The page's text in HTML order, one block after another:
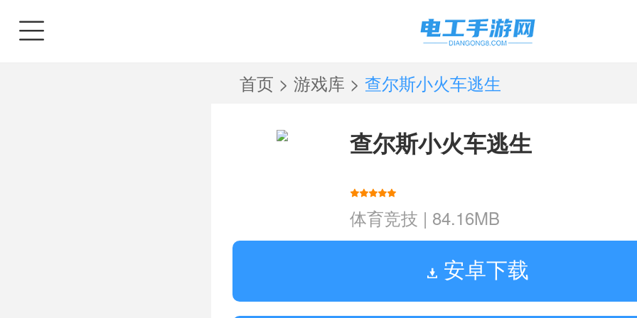
首页 > 游戏库 > 查尔斯小火车逃生
查尔斯小火车逃生
体育竞技 | 84.16MB
安卓下载